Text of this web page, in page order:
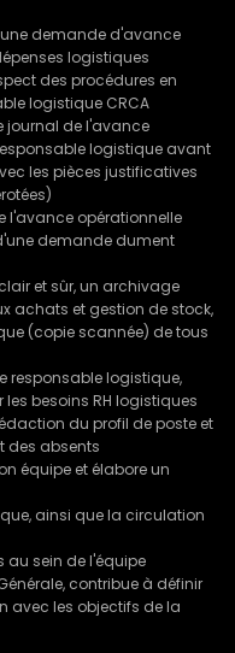
une demande d'avance
logistiques
des procédures en
logistique CRCA
journal de l'avance
logistique avant
les pièces justificatives
l'avance opérationnelle
demande dument
et sûr, un archivage
achats et gestion de stock,
(copie scannée) de tous
responsable logistique,
besoins RH logistiques
du profil de poste et
des absents
équipe et élabore un
ainsi que la circulation
au sein de l'équipe
contribue à définir
avec les objectifs de la